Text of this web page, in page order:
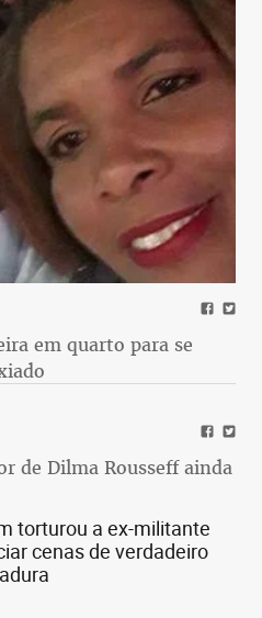
em quarto para se
de Dilma Rousseff ainda
torturou a ex-militante
cenas de verdadeiro